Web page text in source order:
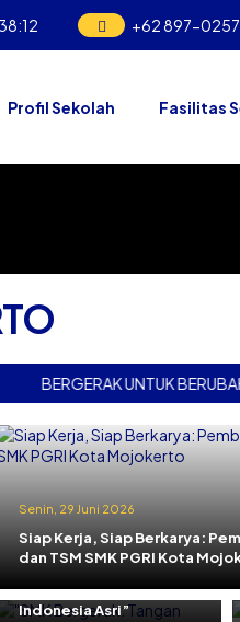
:12 +62 897-
Profil Sekolah Fasilitas
UNTUK BERUBAH -
Senin, 29 Juni 2026
Siap Kerja, Siap Berkarya:
dan TSM SMK PGRI Kota
Kamis, 11 Juni 2026
Terampil untuk
Indonesia Asri”